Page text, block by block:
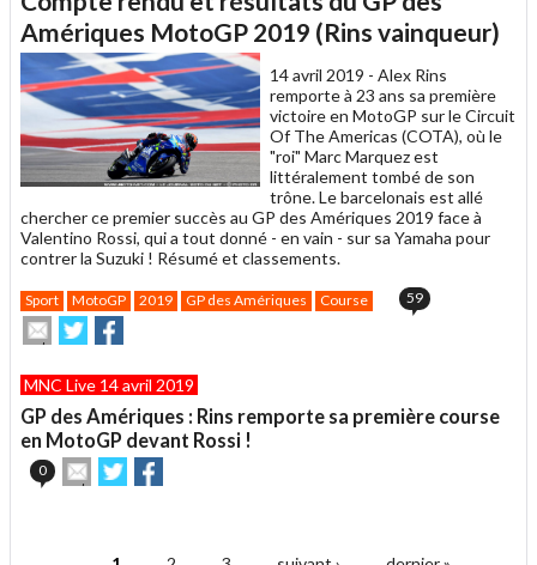
à
un
ami
Amériques MotoGP 2019 (Rins vainqueur)
14 avril 2019 - Alex Rins
remporte à 23 ans sa première
victoire en MotoGP sur le Circuit
Of The Americas (COTA), où le
"roi" Marc Marquez est
littéralement tombé de son
trône. Le barcelonais est allé
chercher ce premier succès au GP des Amériques 2019 face à
Valentino Rossi, qui a tout donné - en vain - sur sa Yamaha pour
contrer la Suzuki ! Résumé et classements.
Sport MotoGP 2019 GP des Amériques Course 59
Envoyer
cet
à
un
ami
Partager
sur
sur
MNC Live 14 avril 2019
GP des Amériques : Rins remporte sa première course
en MotoGP devant Rossi !
0
Envoyer
cet
Partager
sur sur